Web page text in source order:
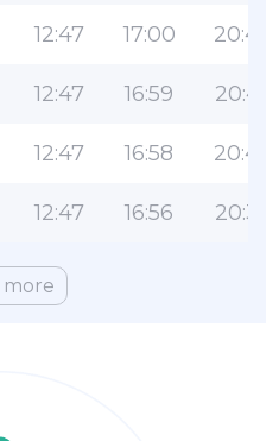
12:47 17:00
12:47 16:59
12:47 16:58
12:47 16:56
more